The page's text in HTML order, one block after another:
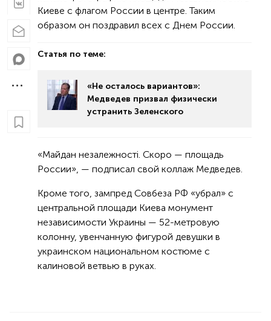
Киеве с флагом России в центре. Таким
образом он поздравил всех с Днем России.
Статья по теме:
«Не осталось вариантов»:
Медведев призвал физически
устранить Зеленского
«Майдан незалежності. Скоро — площадь
России», — подписал свой коллаж Медведев.
Кроме того, зампред Совбеза РФ «убрал» с
центральной площади Киева монумент
независимости Украины — 52-метровую
колонну, увенчанную фигурой девушки в
украинском национальном костюме с
калиновой ветвью в руках.